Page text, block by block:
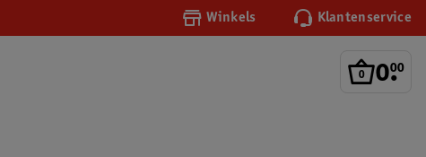
Winkels Klantenservice
0.
00